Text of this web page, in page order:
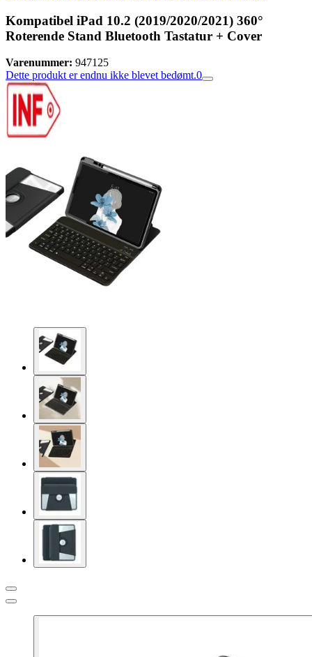
Kompatibel iPad 10.2 (2019/2020/2021) 360°
Roterende Stand Bluetooth Tastatur + Cover
Varenummer: 947125
Dette produkt er endnu ikke blevet bedømt.0